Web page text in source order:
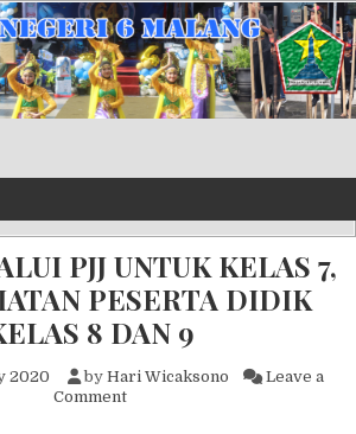
PJJ UNTUK KELAS 7,
PESERTA DIDIK
8 DAN 9
2020 by Hari Wicaksono
Leave a
Commenton MPLS MELALUI PJJ